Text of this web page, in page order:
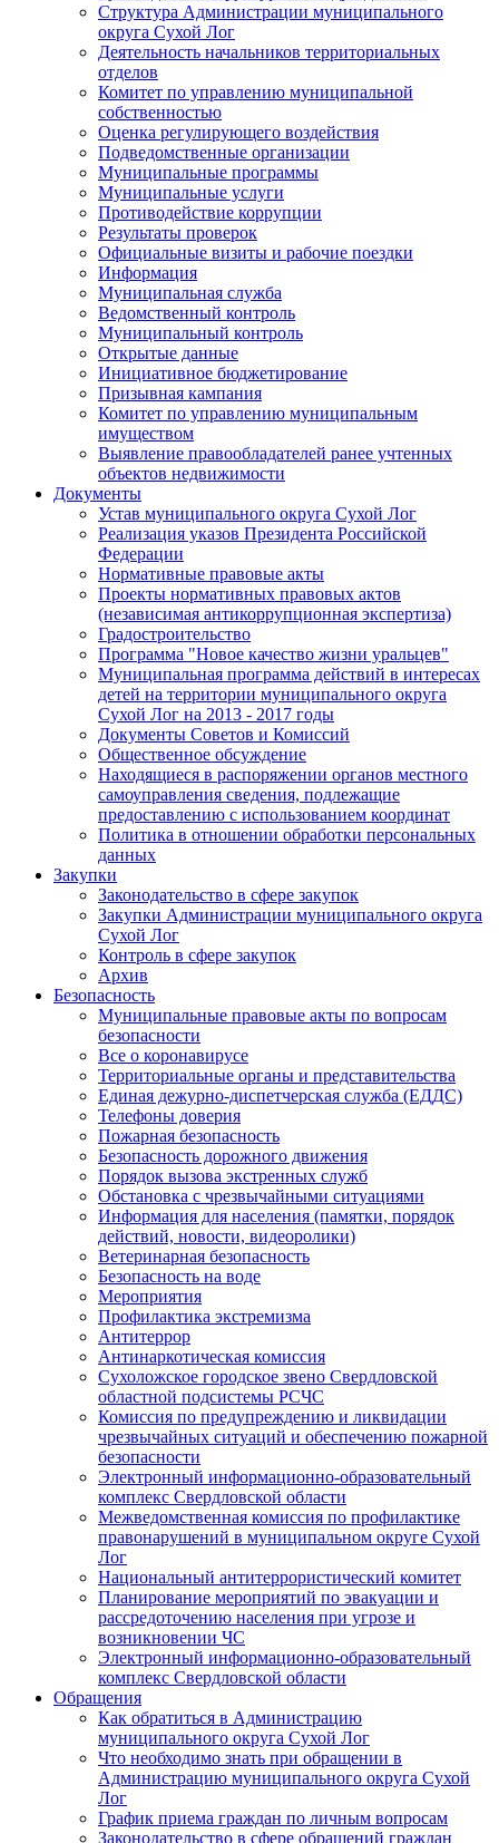
Структура Администрации муниципального
округа Сухой Лог
Деятельность начальников территориальных
отделов
Комитет по управлению муниципальной
собственностью
Оценка регулирующего воздействия
Подведомственные организации
Муниципальные программы
Муниципальные услуги
Противодействие коррупции
Результаты проверок
Официальные визиты и рабочие поездки
Информация
Муниципальная служба
Ведомственный контроль
Муниципальный контроль
Открытые данные
Инициативное бюджетирование
Призывная кампания
Комитет по управлению муниципальным
имуществом
Выявление правообладателей ранее учтенных
объектов недвижимости
Документы
Устав муниципального округа Сухой Лог
Реализация указов Президента Российской
Федерации
Нормативные правовые акты
Проекты нормативных правовых актов
(независимая антикоррупционная экспертиза)
Градостроительство
Программа "Новое качество жизни уральцев"
Муниципальная программа действий в интересах
детей на территории муниципального округа
Сухой Лог на 2013 - 2017 годы
Документы Советов и Комиссий
Общественное обсуждение
Находящиеся в распоряжении органов местного
самоуправления сведения, подлежащие
предоставлению с использованием координат
Политика в отношении обработки персональных
данных
Закупки
Законодательство в сфере закупок
Закупки Администрации муниципального округа
Сухой Лог
Контроль в сфере закупок
Архив
Безопасность
Муниципальные правовые акты по вопросам
безопасности
Все о коронавирусе
Территориальные органы и представительства
Единая дежурно-диспетчерская служба (ЕДДС)
Телефоны доверия
Пожарная безопасность
Безопасность дорожного движения
Порядок вызова экстренных служб
Обстановка с чрезвычайными ситуациями
Информация для населения (памятки, порядок
действий, новости, видеоролики)
Ветеринарная безопасность
Безопасность на воде
Мероприятия
Профилактика экстремизма
Антитеррор
Антинаркотическая комиссия
Сухоложское городское звено Свердловской
областной подсистемы РСЧС
Комиссия по предупреждению и ликвидации
чрезвычайных ситуаций и обеспечению пожарной
безопасности
Электронный информационно-образовательный
комплекс Cвердловской области
Межведомственная комиссия по профилактике
правонарушений в муниципальном округе Сухой
Лог
Национальный антитеррористический комитет
Планирование мероприятий по эвакуации и
рассредоточению населения при угрозе и
возникновении ЧС
Электронный информационно-образовательный
комплекс Свердловской области
Обращения
Как обратиться в Администрацию
муниципального округа Сухой Лог
Что необходимо знать при обращении в
Администрацию муниципального округа Сухой
Лог
График приема граждан по личным вопросам
Законодательство в сфере обращений граждан